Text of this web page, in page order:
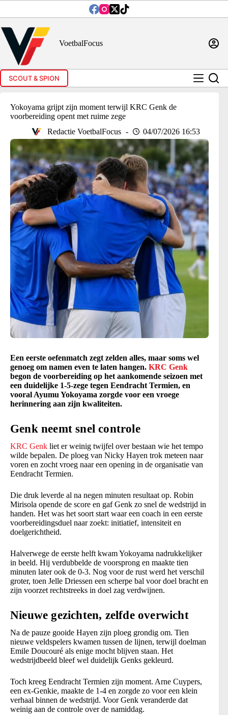
inhoud
VoetbalFocus
SCOUT & SPION
Yokoyama grijpt zijn moment terwijl KRC Genk de
voorbereiding opent met ruime zege
Redactie VoetbalFocus
04/07/2026 16:53
Een eerste oefenmatch zegt zelden alles, maar soms wel
genoeg om namen even te laten hangen. KRC Genk
begon de voorbereiding op het aankomende seizoen met
een duidelijke 1-5-zege tegen Eendracht Termien, en
vooral Ayumu Yokoyama zorgde voor een vroege
herinnering aan zijn kwaliteiten.
Genk neemt snel controle
KRC Genk liet er weinig twijfel over bestaan wie het tempo
wilde bepalen. De ploeg van Nicky Hayen trok meteen naar
voren en zocht vroeg naar een opening in de organisatie van
Eendracht Termien.
Die druk leverde al na negen minuten resultaat op. Robin
Mirisola opende de score en gaf Genk zo snel de wedstrijd in
handen. Het was het soort start waar een coach in een eerste
voorbereidingsduel naar zoekt: initiatief, intensiteit en
doelgerichtheid.
Halverwege de eerste helft kwam Yokoyama nadrukkelijker
in beeld. Hij verdubbelde de voorsprong en maakte tien
minuten later ook de 0-3. Nog voor de rust werd het verschil
groter, toen Jelle Driessen een scherpe bal voor doel bracht en
zijn voorzet rechtstreeks in doel zag verdwijnen.
Nieuwe gezichten, zelfde overwicht
Na de pauze gooide Hayen zijn ploeg grondig om. Tien
nieuwe veldspelers kwamen tussen de lijnen, terwijl doelman
Emile Doucouré als enige mocht blijven staan. Het
wedstrijdbeeld bleef wel duidelijk Genks gekleurd.
Toch kreeg Eendracht Termien zijn moment. Arne Cuypers,
een ex-Genkie, maakte de 1-4 en zorgde zo voor een klein
verhaal binnen de wedstrijd. Voor Genk veranderde dat
weinig aan de controle over de namiddag.